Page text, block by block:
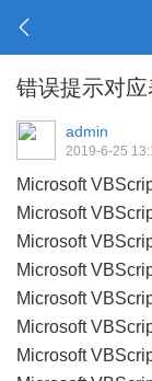
错误提示对应
admin
2019-6-25
Microsoft
Microsoft
Microsoft
Microsoft
Microsoft
Microsoft
Microsoft